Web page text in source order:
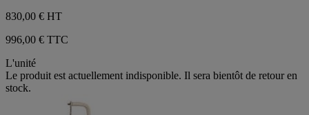
830,00 € HT
996,00 € TTC
L'unité
Le produit est actuellement indisponible. Il sera bientôt de retour en
stock.